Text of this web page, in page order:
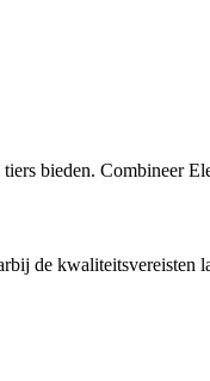
bieden. Combineer
de kwaliteitsvereisten